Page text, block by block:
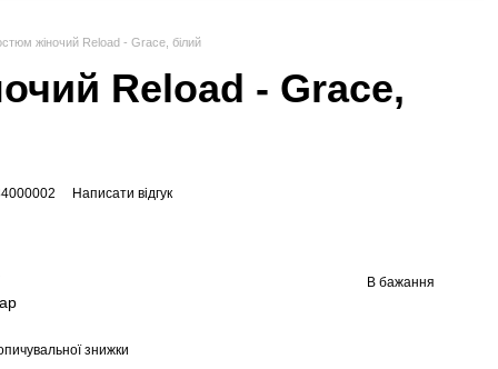
жіночий Reload - Grace, білий
Reload - Grace,
Написати відгук
В бажання
знижки